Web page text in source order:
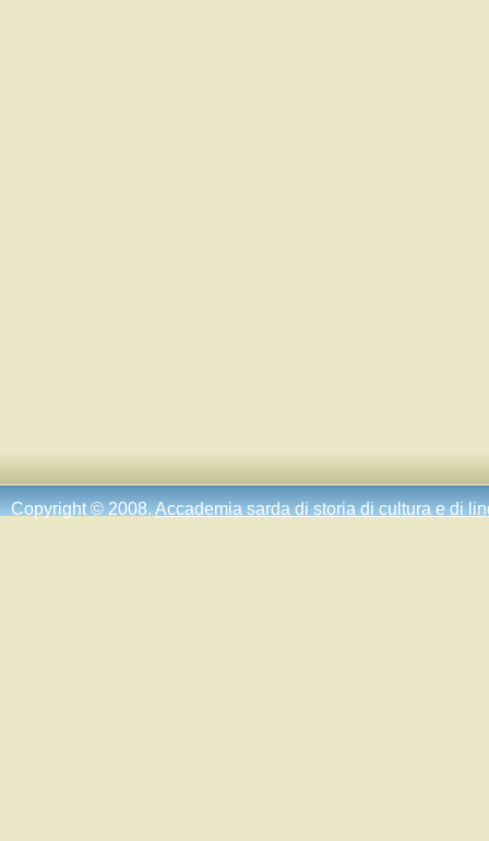
Copyright © 2008.Accademia sarda di storia di cultura e di